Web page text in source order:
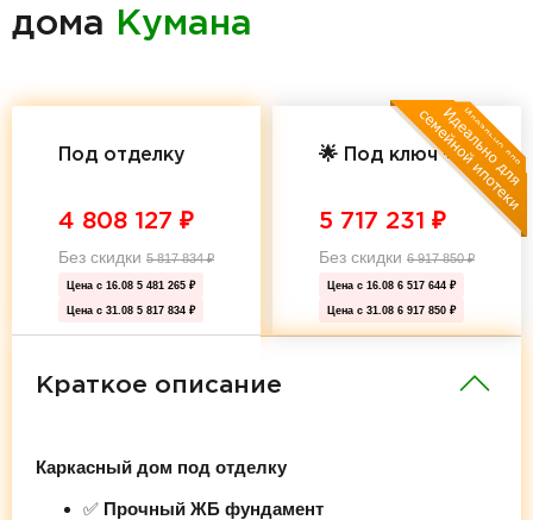
дома
Кумана
Под отделку
4 808 127 ₽
Без скидки 5 817 834₽
Цена с 16.08 5 481 265 ₽
Цена с 31.08 5 817 834 ₽
🌟 Под ключ 🌟
5 717 231 ₽
Без скидки 6 917 850₽
Цена с 16.08 6 517 644 ₽
Цена с 31.08 6 917 850 ₽
Краткое описание
Каркасный дом под отделку
✅ Прочный ЖБ фундамент